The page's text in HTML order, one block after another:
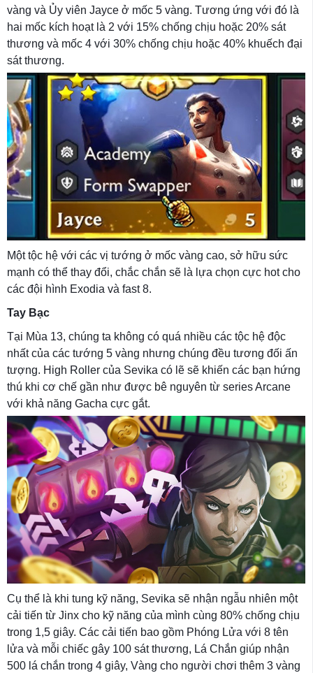
vàng và Ủy viên Jayce ở mốc 5 vàng. Tương ứng với đó là
hai mốc kích hoạt là 2 với 15% chống chịu hoặc 20% sát
thương và mốc 4 với 30% chống chịu hoặc 40% khuếch đại
sát thương.
Một tộc hệ với các vị tướng ở mốc vàng cao, sở hữu sức
mạnh có thể thay đổi, chắc chắn sẽ là lựa chọn cực hot cho
các đội hình Exodia và fast 8.
Tay Bạc
Tại Mùa 13, chúng ta không có quá nhiều các tộc hệ độc
nhất của các tướng 5 vàng nhưng chúng đều tương đối ấn
tượng. High Roller của Sevika có lẽ sẽ khiến các bạn hứng
thú khi cơ chế gần như được bê nguyên từ series Arcane
với khả năng Gacha cực gắt.
Cụ thể là khi tung kỹ năng, Sevika sẽ nhận ngẫu nhiên một
cải tiến từ Jinx cho kỹ năng của mình cùng 80% chống chịu
trong 1,5 giây. Các cải tiến bao gồm Phóng Lửa với 8 tên
lửa và mỗi chiếc gây 100 sát thương, Lá Chắn giúp nhận
500 lá chắn trong 4 giây, Vàng cho người chơi thêm 3 vàng